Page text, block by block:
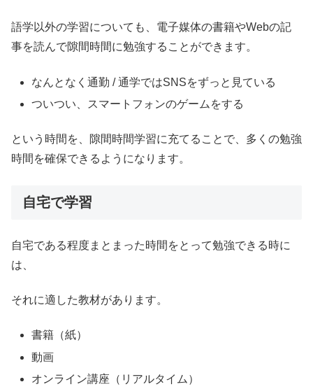
語学以外の学習についても、電子媒体の書籍やWebの記
事を読んで隙間時間に勉強することができます。
なんとなく通勤 / 通学ではSNSをずっと見ている
ついつい、スマートフォンのゲームをする
という時間を、隙間時間学習に充てることで、多くの勉強
時間を確保できるようになります。
自宅で学習
自宅である程度まとまった時間をとって勉強できる時に
は、
それに適した教材があります。
書籍（紙）
動画
オンライン講座（リアルタイム）